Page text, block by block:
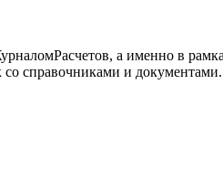
а именно в
справочниками и документами.